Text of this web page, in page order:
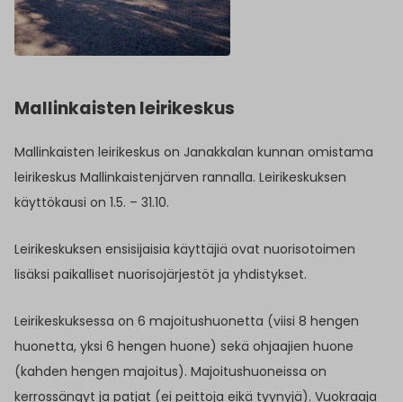
Mallinkaisten leirikeskus
Mallinkaisten leirikeskus on Janakkalan kunnan omistama
leirikeskus Mallinkaistenjärven rannalla. Leirikeskuksen
käyttökausi on 1.5. – 31.10.
Leirikeskuksen ensisijaisia käyttäjiä ovat nuorisotoimen
lisäksi paikalliset nuorisojärjestöt ja yhdistykset.
Leirikeskuksessa on 6 majoitushuonetta (viisi 8 hengen
huonetta, yksi 6 hengen huone) sekä ohjaajien huone
(kahden hengen majoitus). Majoitushuoneissa on
kerrossängyt ja patjat (ei peittoja eikä tyynyjä). Vuokraaja